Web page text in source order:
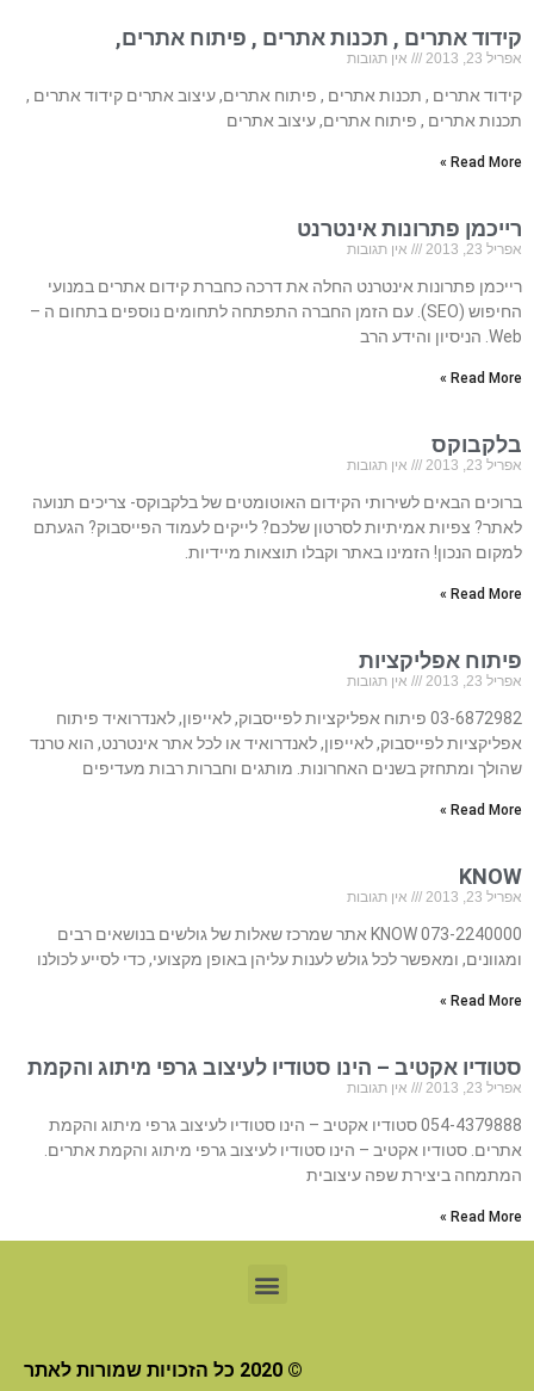
קידוד אתרים , תכנות אתרים , פיתוח אתרים,
אפריל 23, 2013 אין תגובות
קידוד אתרים , תכנות אתרים , פיתוח אתרים, עיצוב אתרים קידוד אתרים ,
תכנות אתרים , פיתוח אתרים, עיצוב אתרים
Read More »
רייכמן פתרונות אינטרנט
אפריל 23, 2013 אין תגובות
רייכמן פתרונות אינטרנט החלה את דרכה כחברת קידום אתרים במנועי
החיפוש (SEO). עם הזמן החברה התפתחה לתחומים נוספים בתחום ה –
Web. הניסיון והידע הרב
Read More »
בלקבוקס
אפריל 23, 2013 אין תגובות
ברוכים הבאים לשירותי הקידום האוטומטים של בלקבוקס- צריכים תנועה
לאתר? צפיות אמיתיות לסרטון שלכם? לייקים לעמוד הפייסבוק? הגעתם
למקום הנכון! הזמינו באתר וקבלו תוצאות מיידיות.
Read More »
פיתוח אפליקציות
אפריל 23, 2013 אין תגובות
03-6872982 פיתוח אפליקציות לפייסבוק, לאייפון, לאנדרואיד פיתוח
אפליקציות לפייסבוק, לאייפון, לאנדרואיד או לכל אתר אינטרנט, הוא טרנד
שהולך ומתחזק בשנים האחרונות. מותגים וחברות רבות מעדיפים
Read More »
KNOW
אפריל 23, 2013 אין תגובות
073-2240000 KNOW אתר שמרכז שאלות של גולשים בנושאים רבים
ומגוונים, ומאפשר לכל גולש לענות עליהן באופן מקצועי, כדי לסייע לכולנו
Read More »
סטודיו אקטיב – הינו סטודיו לעיצוב גרפי מיתוג והקמת
אפריל 23, 2013 אין תגובות
054-4379888 סטודיו אקטיב – הינו סטודיו לעיצוב גרפי מיתוג והקמת
אתרים. סטודיו אקטיב – הינו סטודיו לעיצוב גרפי מיתוג והקמת אתרים.
המתמחה ביצירת שפה עיצובית
Read More »
© 2020 כל הזכויות שמורות לאתר